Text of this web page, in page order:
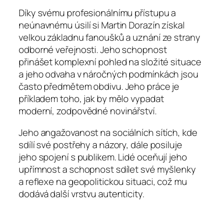
Díky svému profesionálnímu přístupu a
neúnavnému úsilí si Martin Dorazín získal
velkou základnu fanoušků a uznání ze strany
odborné veřejnosti. Jeho schopnost
přinášet komplexní pohled na složité situace
a jeho odvaha v náročných podmínkách jsou
často předmětem obdivu. Jeho práce je
příkladem toho, jak by mělo vypadat
moderní, zodpovědné novinářství.
Jeho angažovanost na sociálních sítích, kde
sdílí své postřehy a názory, dále posiluje
jeho spojení s publikem. Lidé oceňují jeho
upřímnost a schopnost sdílet své myšlenky
a reflexe na geopolitickou situaci, což mu
dodává další vrstvu autenticity.